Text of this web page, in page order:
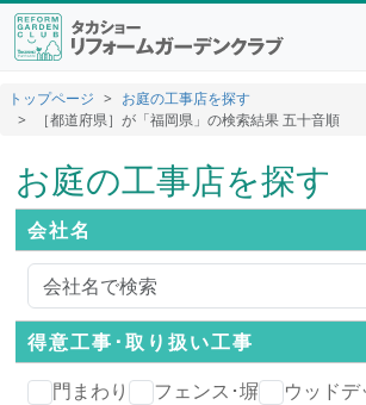
トップページ
お庭の工事店を探す
［都道府県］が「福岡県」の検索結果 五十音順
お庭の工事店を探す
会社名
得意工事･取り扱い工事
門まわり
フェンス･塀
ウッドデ